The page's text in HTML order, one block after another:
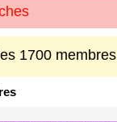
1700 membres